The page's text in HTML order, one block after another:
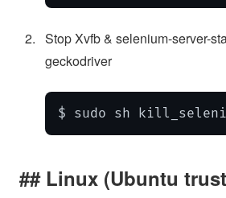
Stop Xvfb & selenium-server-
geckodriver
$ sudo sh
Linux (Ubuntu